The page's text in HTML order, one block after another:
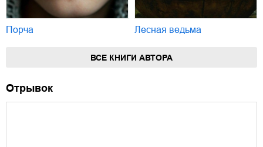
Порча Лесная ведьма
ВСЕ КНИГИ АВТОРА
Отрывок